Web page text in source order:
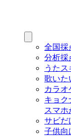
全国採
分析採
うた
歌いた
カラオ
キョク
スマホ
サビだ
子供向